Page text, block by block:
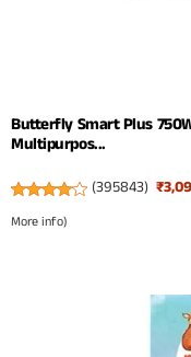
Butterfly Smart Plus
Multipurpos...
(395843)
More info)